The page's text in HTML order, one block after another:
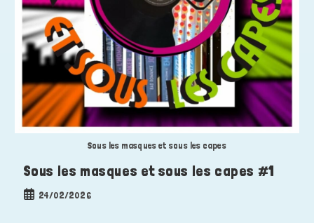
Sous les masques et sous les capes
Sous les masques et sous les capes #1
Publication
24/02/2026